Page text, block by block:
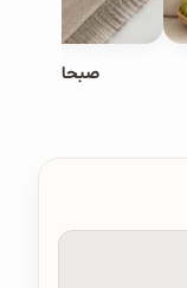
صبحانه های